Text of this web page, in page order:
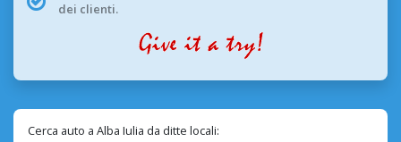
dei clienti.
Cerca auto a Alba Iulia da ditte locali: